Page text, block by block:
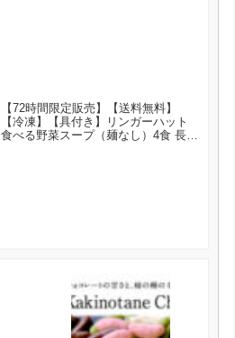
【72時間限定販売】【送料無料】
【冷凍】【具付き】リンガーハット
食べる野菜スープ（麺なし）4食 長崎